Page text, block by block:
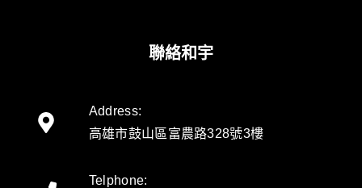
聯絡和宇
Address:
高雄市鼓山區富農路328號3樓
Telphone: